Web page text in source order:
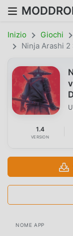
Inizio Giochi
Ninja Arashi
1.4
VERSION
NOME APP